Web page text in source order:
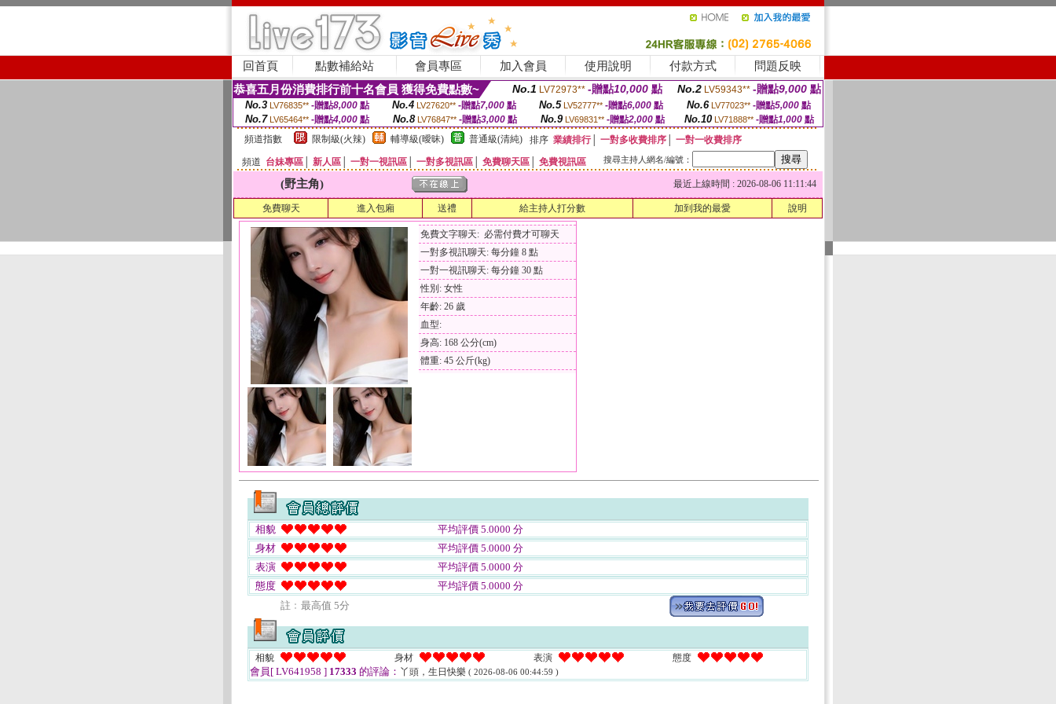
回首頁 點數補給站 會員專區 加入會員 使用說明 付款方式 問題反映
恭喜五月份消費排行前十名會員 獲得免費點數~ No.1 LV72973** -贈點10,000 點 No.2 LV59343** -贈點9,000 點
No.3 LV76835** -贈點8,000點 No.4 LV27620** -贈點7,000點 No.5 LV52777** -贈點6,000點 No.6 LV77023** -贈點5,000點
No.7 LV65464** -贈點4,000 點 No.8 LV76847** -贈點3,000 點 No.9 LV69831** -贈點2,000點 No.10 LV71888** -贈點1,000 點
頻道指數
限制級(火辣) 輔導級(曖昧) 普通級(清純) 排序 業績排行│ 一對多收費排序
一對一收費排序
頻道 台妹專區 新人區 一對一視訊區 一對多視訊區 免費聊天區 免費視訊區 搜尋主持人網名/編號：
(野主角) 最近上線時間 : 2026-08-06 11:11:44
免費聊天 進入包廂 送禮 給主持人打分數 加到我的最愛 說明
免費文字聊天: 必需付費才可聊天
一對多視訊聊天: 每分鐘 8 點
一對一視訊聊天: 每分鐘 30 點
性別: 女性
年齡: 26 歲
血型:
身高: 168 公分(cm)
體重: 45 公斤(kg)
相貌
平均評價 5.0000 分
身材
平均評價 5.0000 分
表演
平均評價 5.0000 分
態度
平均評價 5.0000 分
註﹕最高值 5分
相貌 身材 表演 態度
會員[ LV641958 ] 17333 的評論： 丫頭，生日快樂 ( 2026-08-06 00:44:59 )